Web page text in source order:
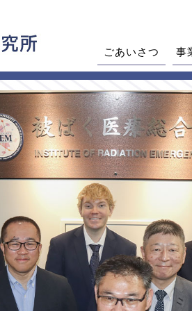
ごあいさつ 事